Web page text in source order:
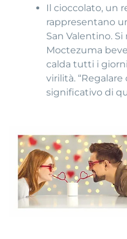
Il cioccolato, un
rappresentano
San Valentino.
Moctezuma
calda tutti i
virilità.
significativo di